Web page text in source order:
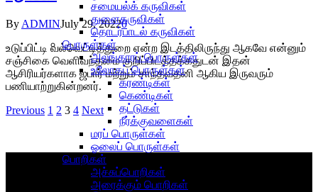
By ADMINJuly 29, 20220
உடுப்பிட்டி வல்வெட்டித்துறை என்ற இடத்திலிருந்து ஆகவே என்னும்
சஞ்சிகை வெளிவந்தமை குறிப்பிடத்தக்கதுடன் இதன்
ஆசிரியர்களாக ஜபார் மற்றும் சாந்தவதனி ஆகிய இருவரும்
பணியாற்றுகின்றனர்.
Previous 1 2 3 4 Next
சமையல்க் கருவிகள்
துளைகருவிகள்
தொடர்பாடல் கருவிகள்
பொருள்கள்
அலங்காரப் பொருள்கள்
உலோகப் பொருள்கள்
கரண்டிகள்
கெண்டிகள்
தட்டுகள்
நீர்க்குவளைகள்
மரப் பொருள்கள்
ஓலைப் பொருள்கள்
பொறிகள்
அச்சுப்பொறிகள்
அரைக்கும் பொறிகள்